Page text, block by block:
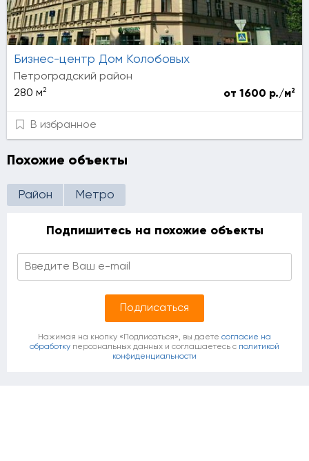
Бизнес-центр Дом Колобовых
Петроградский район
280 м2 от 1600 р./м2
В избранное
Похожие объекты
Район Метро
Подпишитесь на похожие объекты
Нажимая на кнопку «Подписаться», вы даете согласие на
обработку персональных данных и соглашаетесь c политикой
конфиденциальности